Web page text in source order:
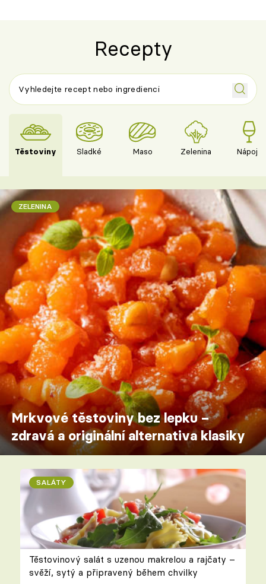
Recepty
Těstoviny Sladké Maso Zelenina Nápoje
ZELENINA
Mrkvové těstoviny bez lepku –
zdravá a originální alternativa klasiky
SALÁTY
Těstovinový salát s uzenou makrelou a rajčaty –
svěží, sytý a připravený během chvilky